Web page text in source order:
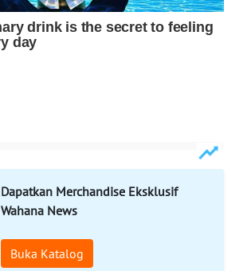
Dapatkan Merchandise Eksklusif
Wahana News
Buka Katalog